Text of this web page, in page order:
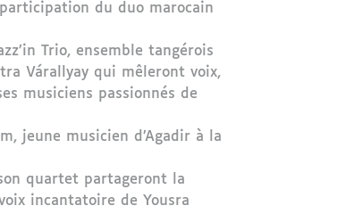
du duo marocain
Trio, ensemble tangérois
Várallyay qui mêleront voix,
musiciens passionnés de
jeune musicien d’Agadir à la
quartet partageront la
incantatoire de Yousra